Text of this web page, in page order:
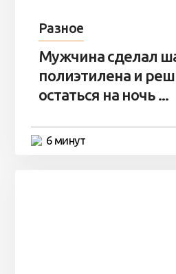
Разное
Мужчина сделал
полиэтилена и
остаться на ночь ...
6 минут